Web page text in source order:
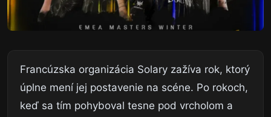
Francúzska organizácia Solary zažíva rok, ktorý
úplne mení jej postavenie na scéne. Po rokoch,
keď sa tím pohyboval tesne pod vrcholom a